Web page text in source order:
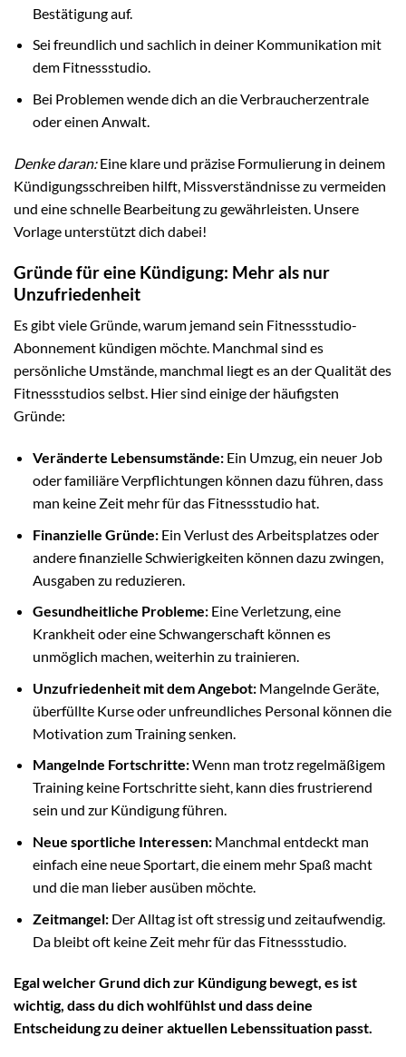
Bestätigung auf.
Sei freundlich und sachlich in deiner Kommunikation mit
dem Fitnessstudio.
Bei Problemen wende dich an die Verbraucherzentrale
oder einen Anwalt.
Denke daran:Eine klare und präzise Formulierung in deinem
Kündigungsschreiben hilft, Missverständnisse zu vermeiden
und eine schnelle Bearbeitung zu gewährleisten. Unsere
Vorlage unterstützt dich dabei!
Gründe für eine Kündigung: Mehr als nur
Unzufriedenheit
Es gibt viele Gründe, warum jemand sein Fitnessstudio-
Abonnement kündigen möchte. Manchmal sind es
persönliche Umstände, manchmal liegt es an der Qualität des
Fitnessstudios selbst. Hier sind einige der häufigsten
Gründe:
Veränderte Lebensumstände:Ein Umzug, ein neuer Job
oder familiäre Verpflichtungen können dazu führen, dass
man keine Zeit mehr für das Fitnessstudio hat.
Finanzielle Gründe:Ein Verlust des Arbeitsplatzes oder
andere finanzielle Schwierigkeiten können dazu zwingen,
Ausgaben zu reduzieren.
Gesundheitliche Probleme:Eine Verletzung, eine
Krankheit oder eine Schwangerschaft können es
unmöglich machen, weiterhin zu trainieren.
Unzufriedenheit mit dem Angebot:Mangelnde Geräte,
überfüllte Kurse oder unfreundliches Personal können die
Motivation zum Training senken.
Mangelnde Fortschritte:Wenn man trotz regelmäßigem
Training keine Fortschritte sieht, kann dies frustrierend
sein und zur Kündigung führen.
Neue sportliche Interessen:Manchmal entdeckt man
einfach eine neue Sportart, die einem mehr Spaß macht
und die man lieber ausüben möchte.
Zeitmangel:Der Alltag ist oft stressig und zeitaufwendig.
Da bleibt oft keine Zeit mehr für das Fitnessstudio.
Egal welcher Grund dich zur Kündigung bewegt, es ist
wichtig, dass du dich wohlfühlst und dass deine
Entscheidung zu deiner aktuellen Lebenssituation passt.